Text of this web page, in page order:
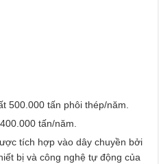
500.000 tấn phôi thép/năm.
tấn/năm.
tích hợp vào dây chuyền bởi
bị và công nghệ tự động của